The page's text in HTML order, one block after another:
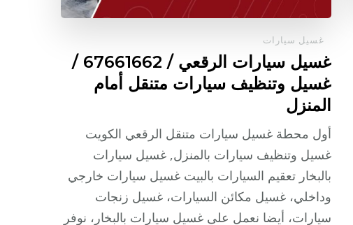
غسيل سيارات
غسيل سيارات الرقعي / 67661662 /
غسيل وتنظيف سيارات متنقل أمام
المنزل
أول محطة غسيل سيارات متنقل الرقعي الكويت
غسيل وتنظيف سيارات بالمنزل, غسيل سيارات
بالبخار تعقيم السيارات بالبيت غسيل سيارات خارجي
وداخلي، غسيل مكائن السيارات، غسيل زنجات
سيارات، أيضا نعمل على غسيل سيارات بالبخار، نوفر